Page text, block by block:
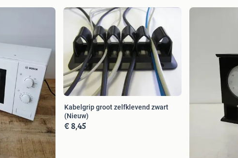
Kabelgrip groot zelfklevend zwart
(Nieuw)
€ 8,45